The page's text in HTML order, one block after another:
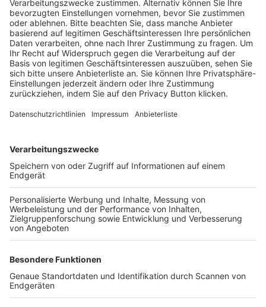
Schulungsangebot Vereinsmitarbeiter
BFV-Geschäftsstellen
Trainerbörse
Login SpielPlus
FOLGE DEM BFV
TOP-VEREINE
TOP-PARTNER